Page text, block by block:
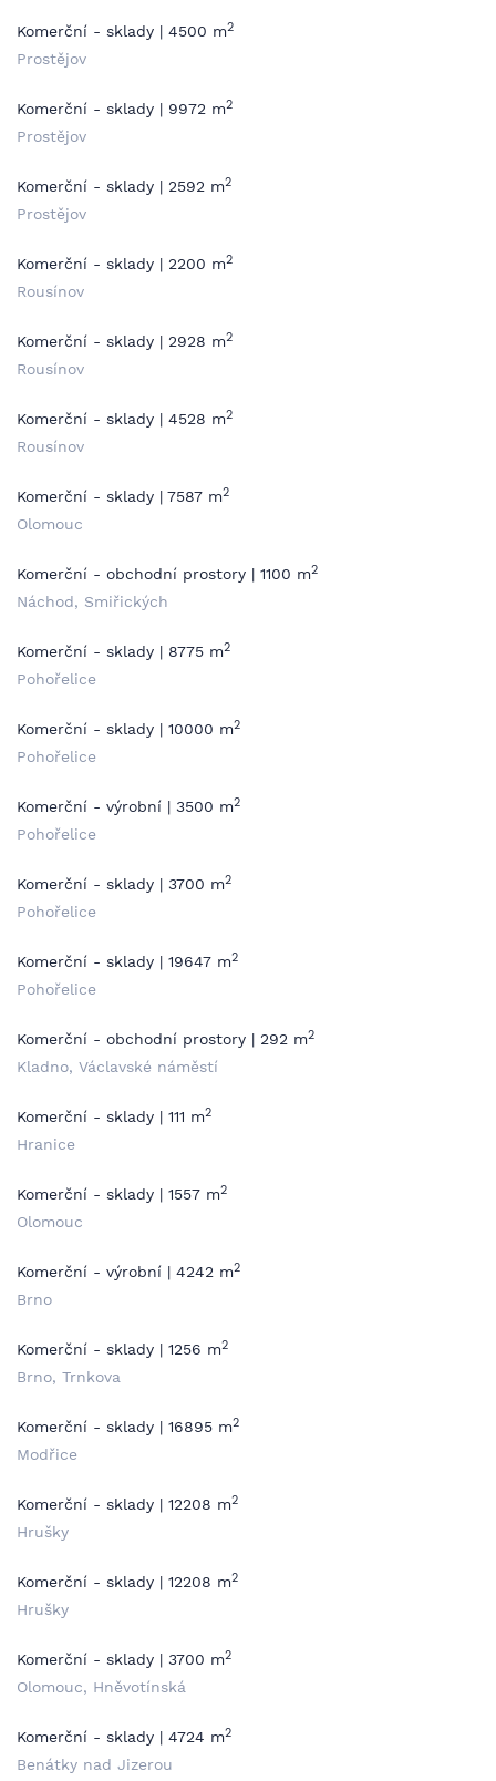
Komerční - sklady | 4500 m2
Prostějov
Komerční - sklady | 9972 m2
Prostějov
Komerční - sklady | 2592 m2
Prostějov
Komerční - sklady | 2200 m2
Rousínov
Komerční - sklady | 2928 m2
Rousínov
Komerční - sklady | 4528 m2
Rousínov
Komerční - sklady | 7587 m2
Olomouc
Komerční - obchodní prostory | 1100 m2
Náchod, Smiřických
Komerční - sklady | 8775 m2
Pohořelice
Komerční - sklady | 10000 m2
Pohořelice
Komerční - výrobní | 3500 m2
Pohořelice
Komerční - sklady | 3700 m2
Pohořelice
Komerční - sklady | 19647 m2
Pohořelice
Komerční - obchodní prostory | 292 m2
Kladno, Václavské náměstí
Komerční - sklady | 111 m2
Hranice
Komerční - sklady | 1557 m2
Olomouc
Komerční - výrobní | 4242 m2
Brno
Komerční - sklady | 1256 m2
Brno, Trnkova
Komerční - sklady | 16895 m2
Modřice
Komerční - sklady | 12208 m2
Hrušky
Komerční - sklady | 12208 m2
Hrušky
Komerční - sklady | 3700 m2
Olomouc, Hněvotínská
Komerční - sklady | 4724 m2
Benátky nad Jizerou